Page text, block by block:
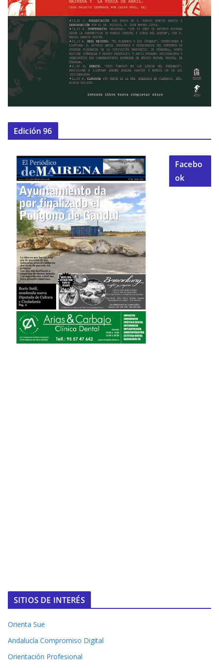
Edición 96
Facebo
ok
SITIOS DE INTERÉS
Orienta Sue
Andalucía Compromiso Digital
Orientación Profesional